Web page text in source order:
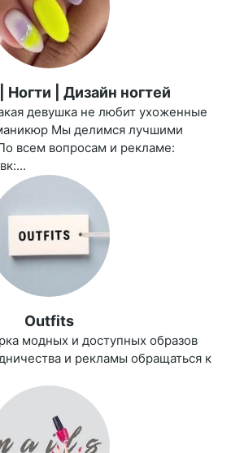
| Дизайн ногтей
девушка не любит ухоженные
Мы делимся лучшими
всем вопросам и рекламе:
Outfits
модных и доступных образов
и рекламы обращаться к